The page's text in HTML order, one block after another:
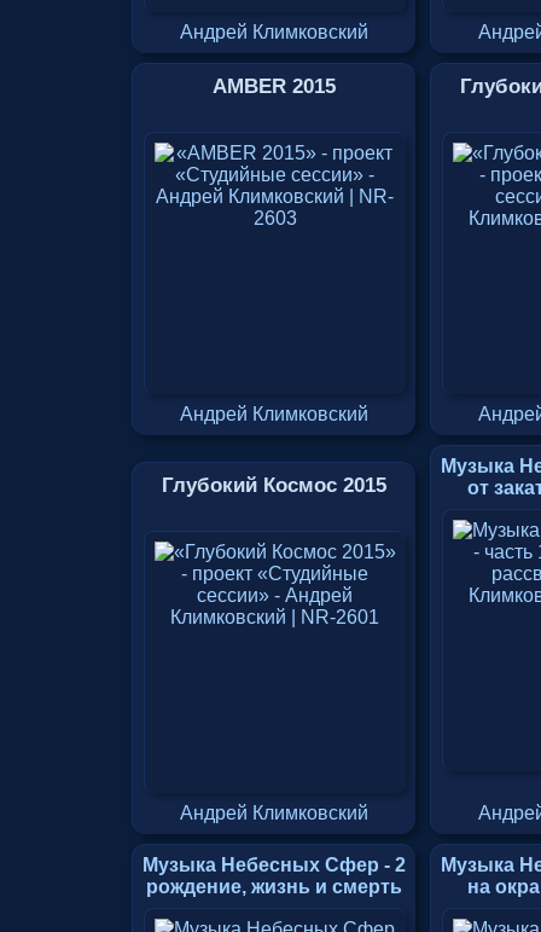
Андрей Климковский
AMBER 2015
Андрей Климковский
Глубокий Космос 2015
Андрей Климковский
Музыка
от
Музыка Небесных Сфер - 2
рождение, жизнь и смерть
Музыка
на